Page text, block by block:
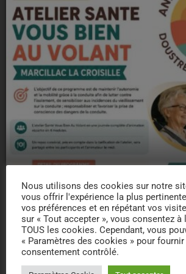
Nous utilisons des cookies sur notre
vous offrir l'expérience la plus
vos préférences et en répétant vos
sur « Tout accepter », vous consentez
TOUS les cookies. Cependant, vous
« Paramètres des cookies » pour fournir
consentement contrôlé.